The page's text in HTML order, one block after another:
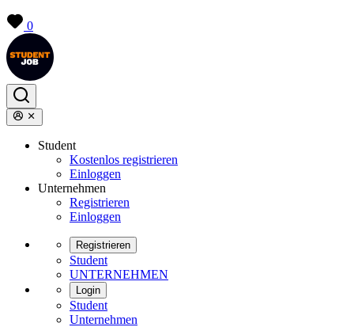
0
Student
Kostenlos registrieren
Einloggen
Unternehmen
Registrieren
Einloggen
Registrieren
Student
UNTERNEHMEN
Login
Student
Unternehmen